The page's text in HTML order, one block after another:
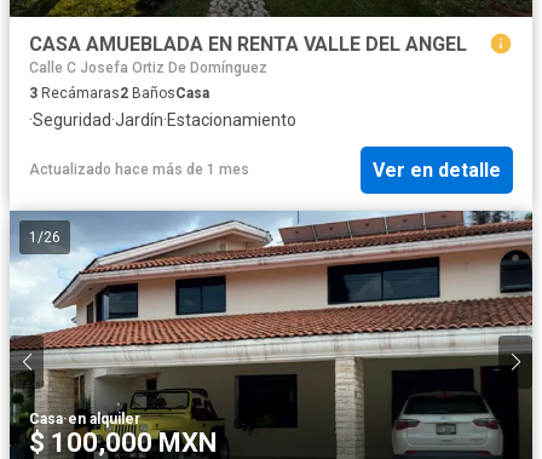
CASA AMUEBLADA EN RENTA VALLE DEL ANGEL
Calle C Josefa Ortiz De Domínguez
3 Recámaras2 BañosCasa
·Seguridad·Jardín·Estacionamiento
Actualizado hace más de 1 mes Ver en detalle
1 /26
Casa·en alquiler
$ 100,000 MXN